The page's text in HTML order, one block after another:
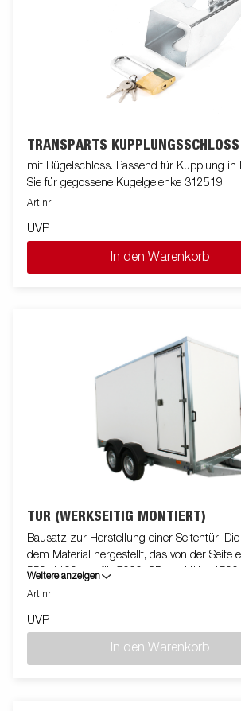
TRANSPARTS KUPPLUNGSSCHLOSS
mit Bügelschloss. Passend für Kupplung in
Sie für gegossene Kugelgelenke 312519.
Art nr
UVP
In den Warenkorb
TÜR (WERKSEITIG MONTIERT)
Bausatz zur Herstellung einer Seitentür.
dem Material hergestellt, das von der Seite
550x1100mm für 7000, CD mit Höhe
Anhänger
Weitere anzeigen
Art nr
UVP
In den Warenkorb